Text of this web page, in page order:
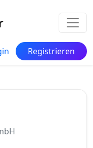
Registrieren